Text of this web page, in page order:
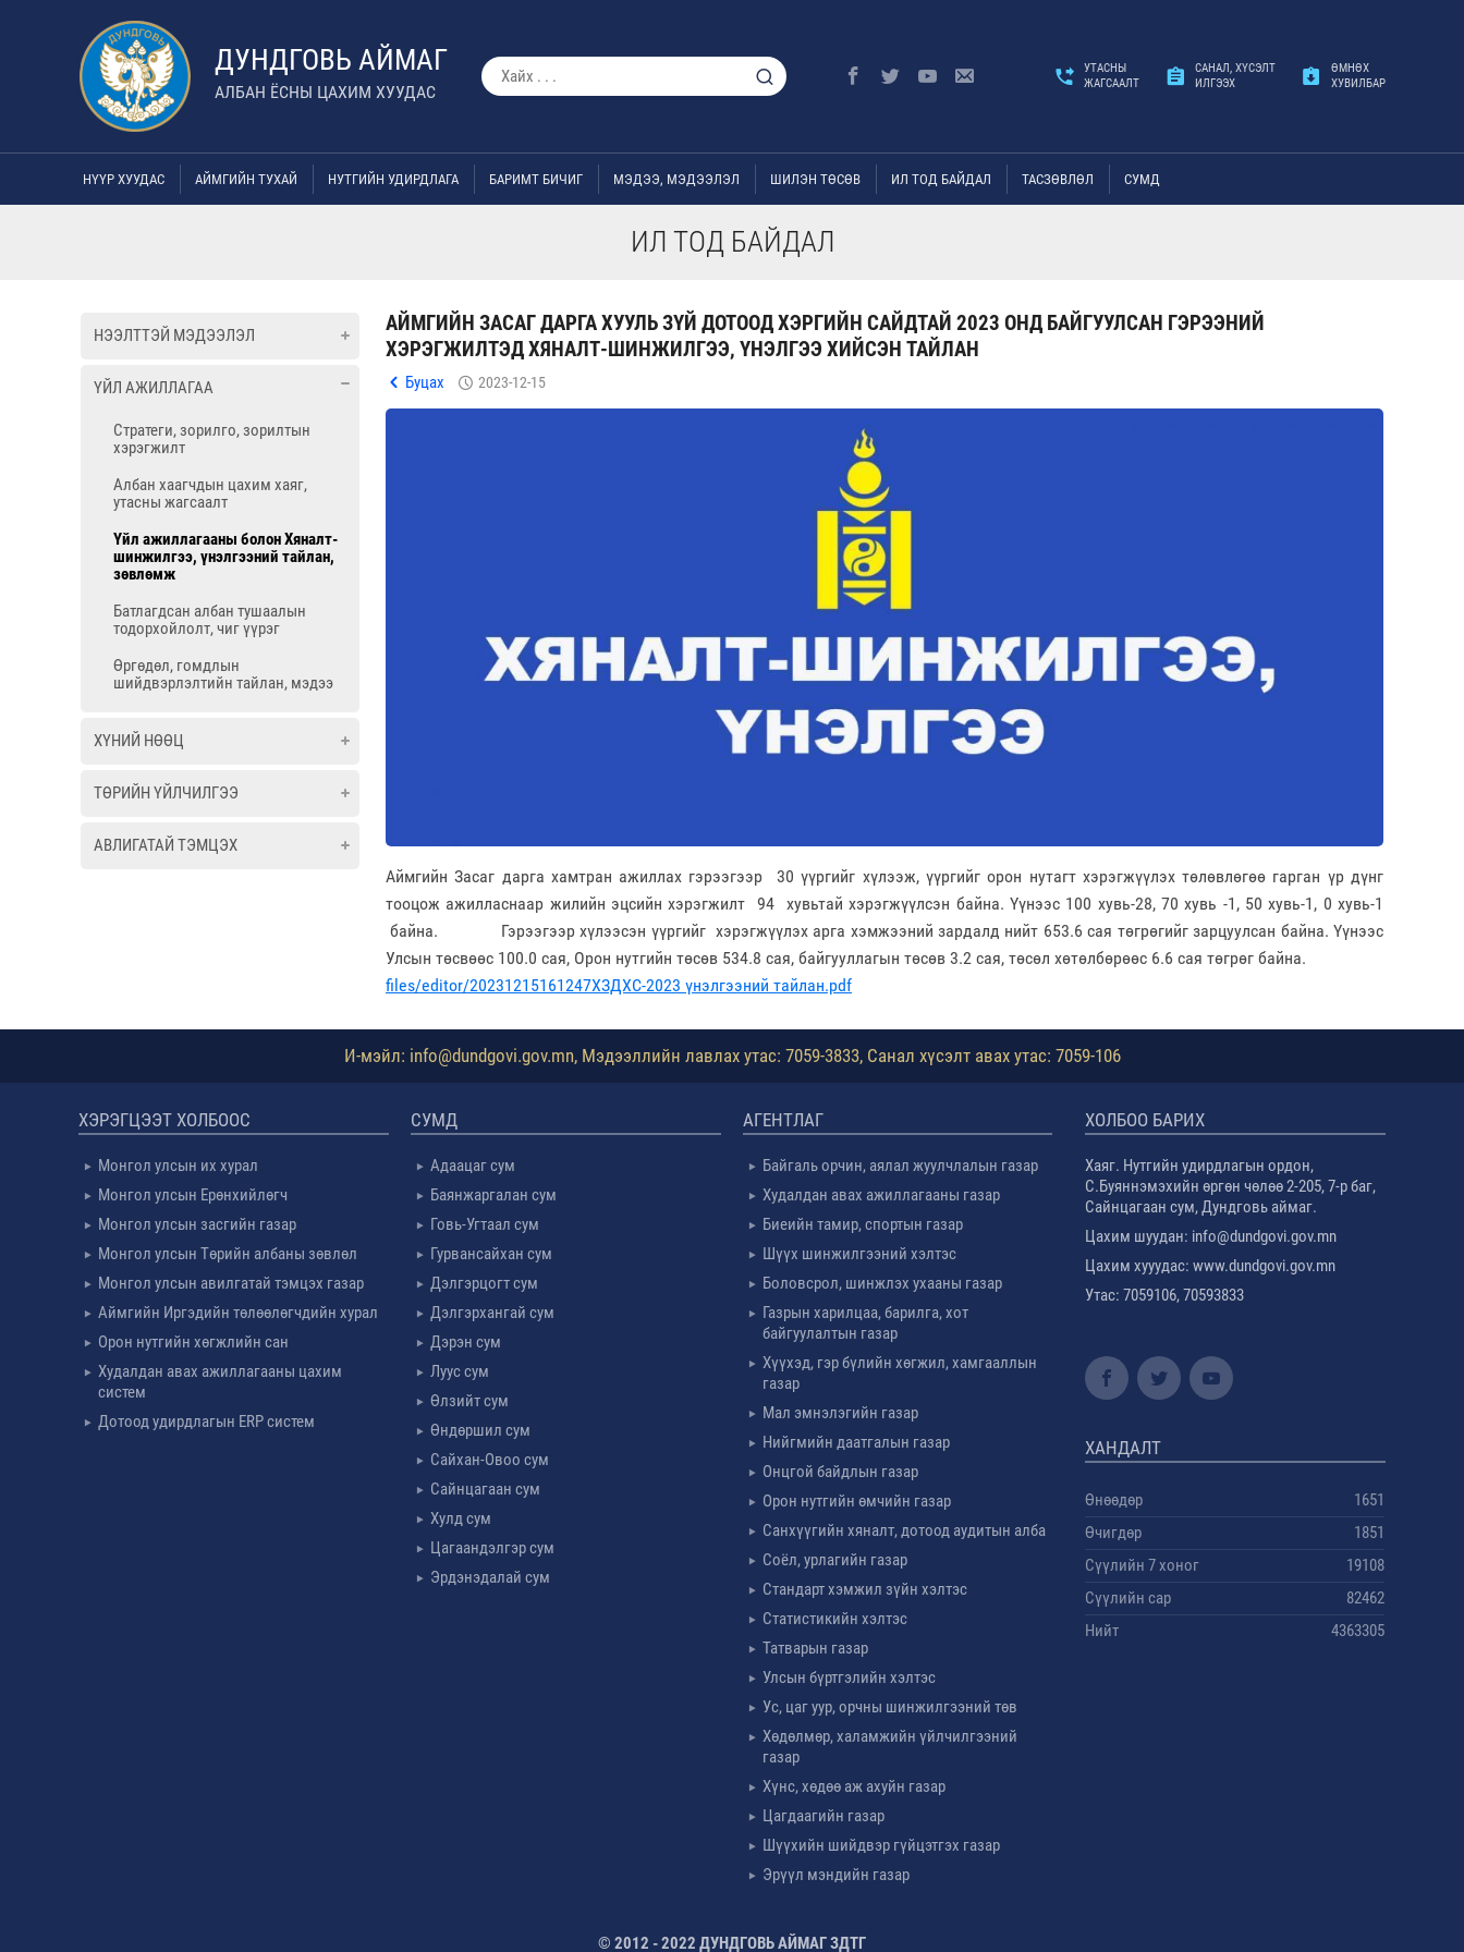
ДУНДГОВЬ АЙМАГ
АЛБАН ЁСНЫ ЦАХИМ ХУУДАС
УТАСНЫ
ЖАГСААЛТ
САНАЛ, ХҮСЭЛТ
ИЛГЭЭХ
ӨМНӨХ
ХУВИЛБАР
НҮҮР ХУУДАС АЙМГИЙН ТУХАЙ НУТГИЙН УДИРДЛАГА БАРИМТ БИЧИГ МЭДЭЭ, МЭДЭЭЛЭЛ ШИЛЭН ТӨСӨВ ИЛ ТОД БАЙДАЛ ТАСЗӨВЛӨЛ СУМД
ИЛ ТОД БАЙДАЛ
НЭЭЛТТЭЙ МЭДЭЭЛЭЛ
ҮЙЛ АЖИЛЛАГАА
Стратеги, зорилго, зорилтын
хэрэгжилт
Албан хаагчдын цахим хаяг,
утасны жагсаалт
Үйл ажиллагааны болон Хяналт-
шинжилгээ, үнэлгээний тайлан,
зөвлөмж
Батлагдсан албан тушаалын
тодорхойлолт, чиг үүрэг
Өргөдөл, гомдлын
шийдвэрлэлтийн тайлан, мэдээ
ХҮНИЙ НӨӨЦ
ТӨРИЙН ҮЙЛЧИЛГЭЭ
АВЛИГАТАЙ ТЭМЦЭХ
АЙМГИЙН ЗАСАГ ДАРГА ХУУЛЬ ЗҮЙ ДОТООД ХЭРГИЙН САЙДТАЙ 2023 ОНД БАЙГУУЛСАН ГЭРЭЭНИЙ
ХЭРЭГЖИЛТЭД ХЯНАЛТ-ШИНЖИЛГЭЭ, ҮНЭЛГЭЭ ХИЙСЭН ТАЙЛАН
Буцах 2023-12-15
Аймгийн Засаг дарга хамтран ажиллах гэрээгээр 30 үүргийг хүлээж, үүргийг орон нутагт хэрэгжүүлэх төлөвлөгөө гарган үр дүнг
тооцож ажилласнаар жилийн эцсийн хэрэгжилт 94 хувьтай хэрэгжүүлсэн байна. Үүнээс 100 хувь-28, 70 хувь -1, 50 хувь-1, 0 хувь-1
байна. Гэрээгээр хүлээсэн үүргийг хэрэгжүүлэх арга хэмжээний зардалд нийт 653.6 сая төгрөгийг зарцуулсан байна. Үүнээс
Улсын төсвөөс 100.0 сая, Орон нутгийн төсөв 534.8 сая, байгууллагын төсөв 3.2 сая, төсөл хөтөлбөрөөс 6.6 сая төгрөг байна.
files/editor/20231215161247ХЗДХС-2023 үнэлгээний тайлан.pdf
И-мэйл: info@dundgovi.gov.mn, Мэдээллийн лавлах утас: 7059-3833, Санал хүсэлт авах утас: 7059-106
ХЭРЭГЦЭЭТ ХОЛБООС
Монгол улсын их хурал
Монгол улсын Ерөнхийлөгч
Монгол улсын засгийн газар
Монгол улсын Төрийн албаны зөвлөл
Монгол улсын авилгатай тэмцэх газар
Аймгийн Иргэдийн төлөөлөгчдийн хурал
Орон нутгийн хөгжлийн сан
Худалдан авах ажиллагааны цахим
систем
Дотоод удирдлагын ERP систем
СУМД
Адаацаг сум
Баянжаргалан сум
Говь-Угтаал сум
Гурвансайхан сум
Дэлгэрцогт сум
Дэлгэрхангай сум
Дэрэн сум
Луус сум
Өлзийт сум
Өндөршил сум
Сайхан-Овоо сум
Сайнцагаан сум
Хулд сум
Цагаандэлгэр сум
Эрдэнэдалай сум
АГЕНТЛАГ
Байгаль орчин, аялал жуулчлалын газар
Худалдан авах ажиллагааны газар
Биеийн тамир, спортын газар
Шүүх шинжилгээний хэлтэс
Боловсрол, шинжлэх ухааны газар
Газрын харилцаа, барилга, хот
байгуулалтын газар
Хүүхэд, гэр бүлийн хөгжил, хамгааллын
газар
Мал эмнэлэгийн газар
Нийгмийн даатгалын газар
Онцгой байдлын газар
Орон нутгийн өмчийн газар
Санхүүгийн хяналт, дотоод аудитын алба
Соёл, урлагийн газар
Стандарт хэмжил зүйн хэлтэс
Статистикийн хэлтэс
Татварын газар
Улсын бүртгэлийн хэлтэс
Ус, цаг уур, орчны шинжилгээний төв
Хөдөлмөр, халамжийн үйлчилгээний
газар
Хүнс, хөдөө аж ахуйн газар
Цагдаагийн газар
Шүүхийн шийдвэр гүйцэтгэх газар
Эрүүл мэндийн газар
ХОЛБОО БАРИХ
Хаяг. Нутгийн удирдлагын ордон,
С.Буяннэмэхийн өргөн чөлөө 2-205, 7-р баг,
Сайнцагаан сум, Дундговь аймаг.
Цахим шуудан: info@dundgovi.gov.mn
Цахим хууудас: www.dundgovi.gov.mn
Утас: 7059106, 70593833
ХАНДАЛТ
Өнөөдөр
1651
Өчигдөр
1851
Сүүлийн 7 хоног
19108
Сүүлийн сар
82462
Нийт
4363305
© 2012 - 2022 ДУНДГОВЬ АЙМАГ ЗДТГ